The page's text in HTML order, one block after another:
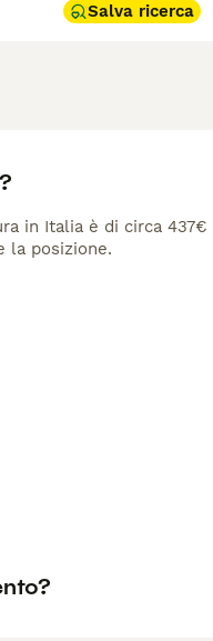
Salva ricerca
in Italia è di circa
la posizione.